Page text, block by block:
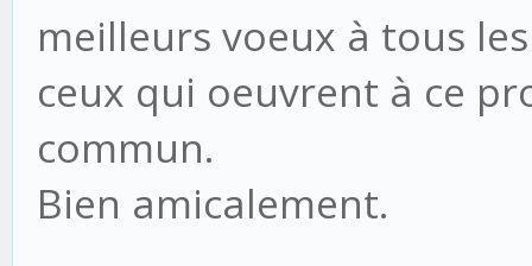
meilleurs voeux à tous
ceux qui oeuvrent à ce
commun.
Bien amicalement.